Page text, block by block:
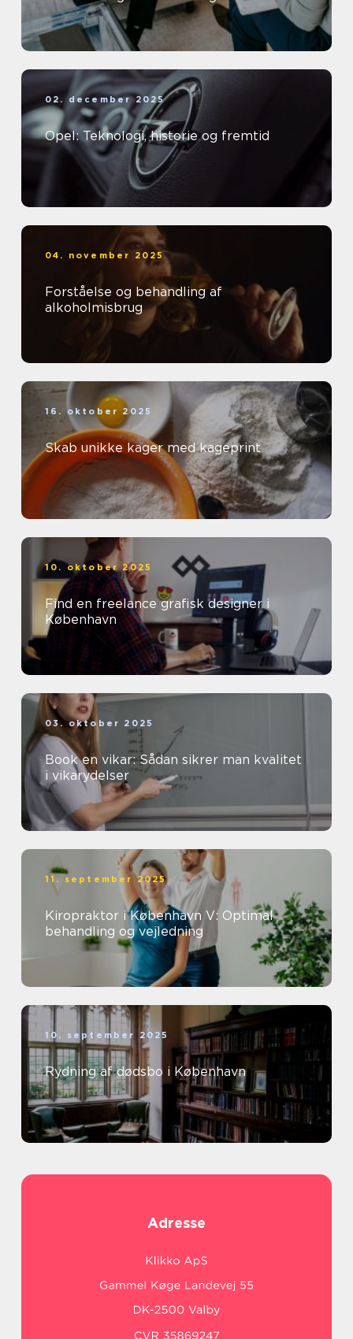
02. december 2025
Opel: Teknologi, historie og fremtid
04. november 2025
Forståelse og behandling af
alkoholmisbrug
16. oktober 2025
Skab unikke kager med kageprint
10. oktober 2025
Find en freelance grafisk designer i
København
03. oktober 2025
Book en vikar: Sådan sikrer man kvalitet
i vikarydelser
11. september 2025
Kiropraktor i København V: Optimal
behandling og vejledning
10. september 2025
Rydning af dødsbo i København
Adresse